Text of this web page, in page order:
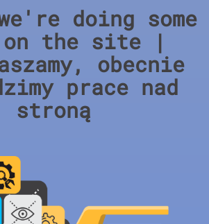
doing some
on the site |
obecnie
prace nad
stroną